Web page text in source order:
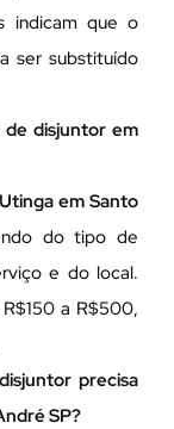
indicam que o
ser substituído
disjuntor em
em Santo
do tipo de
e do local.
a R$500,
precisa
SP?